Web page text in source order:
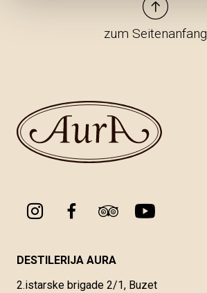
zum Seitenanfang
DESTILERIJA AURA
2.istarske brigade 2/1, Buzet